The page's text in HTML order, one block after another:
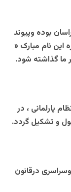
سرزمین که 1500 سال خراسان بوده وپیوند
این نام مبارک «
ما گذاشته شود.
پارلمانی ، در
و تشکیل گردد.
درقانون